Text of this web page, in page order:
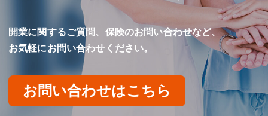
開業に関するご質問、保険のお問い合わせなど、
お気軽にお問い合わせください。
お問い合わせはこちら